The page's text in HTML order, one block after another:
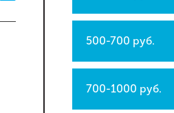
500-700 руб.
700-1000 руб.